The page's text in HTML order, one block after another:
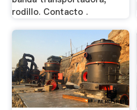
rodillo. Contacto .